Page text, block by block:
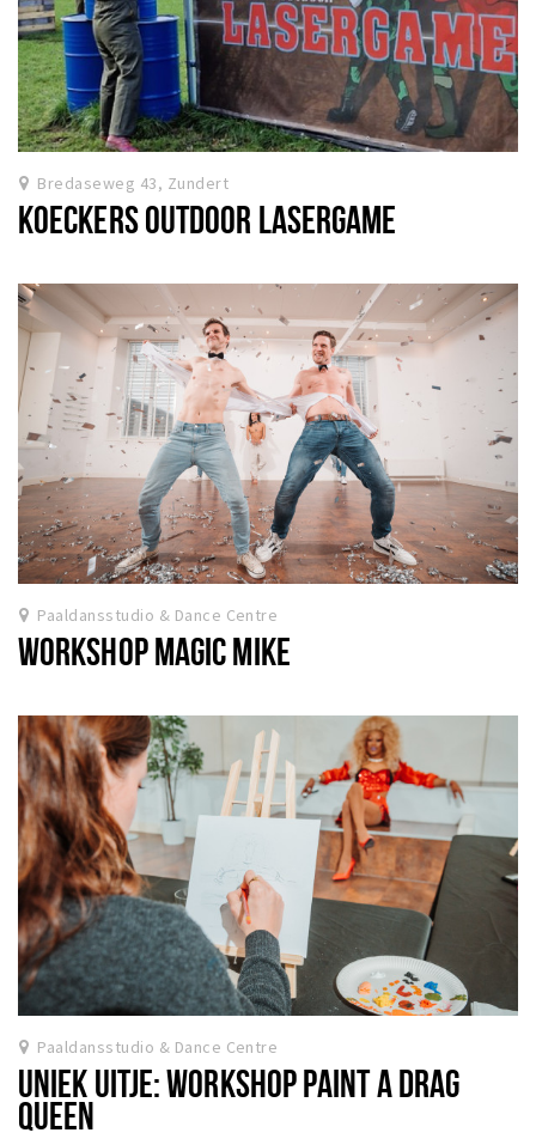
Bredaseweg 43, Zundert
KOECKERS OUTDOOR LASERGAME
Paaldansstudio & Dance Centre
WORKSHOP MAGIC MIKE
Paaldansstudio & Dance Centre
UNIEK UITJE: WORKSHOP PAINT A DRAG
QUEEN